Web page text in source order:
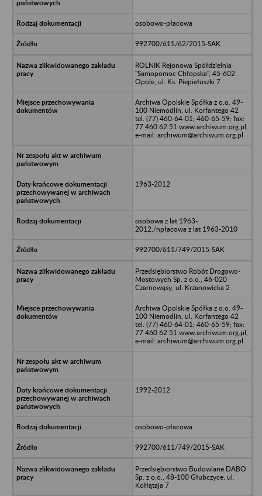
osobowo-płacowa
992700/611/62/2015-SAK
ROLNIK Rejonowa Spółdzielnia
"Samopomoc Chłopska", 45-602
Opole, ul. Ks. Piepiełuszki 7
Archiwa Opolskie Spółka z o.o. 49-
100 Niemodlin, ul. Korfantego 42
tel. (77) 460-64-01; 460-65-59; fax:
77 460 62 51 www.archiwum.org.pl,
e-mail: archiwum@archiwum.org.pl
1963-2012
osobowa z lat 1963-
2012,/npłacowa z lat 1963-2010
992700/611/749/2015-SAK
Przedsiębiorstwo Robót Drogowo-
Mostowych Sp. z o.o., 46-020
Czarnowąsy, ul. Krzanowicka 2
Archiwa Opolskie Spółka z o.o. 49-
100 Niemodlin, ul. Korfantego 42
tel. (77) 460-64-01; 460-65-59; fax:
77 460 62 51 www.archiwum.org.pl,
e-mail: archiwum@archiwum.org.pl
1992-2012
osobowo-płacowa
992700/611/749/2015-SAK
Przedsiębiorstwo Budowlane DABO
Sp. z o.o., 48-100 Głubczyce, ul.
Kołłątaja 7